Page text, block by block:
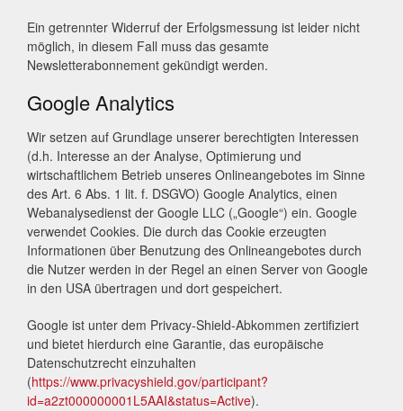
Ein getrennter Widerruf der Erfolgsmessung ist leider nicht
möglich, in diesem Fall muss das gesamte
Newsletterabonnement gekündigt werden.
Google Analytics
Wir setzen auf Grundlage unserer berechtigten Interessen
(d.h. Interesse an der Analyse, Optimierung und
wirtschaftlichem Betrieb unseres Onlineangebotes im Sinne
des Art. 6 Abs. 1 lit. f. DSGVO) Google Analytics, einen
Webanalysedienst der Google LLC („Google“) ein. Google
verwendet Cookies. Die durch das Cookie erzeugten
Informationen über Benutzung des Onlineangebotes durch
die Nutzer werden in der Regel an einen Server von Google
in den USA übertragen und dort gespeichert.
Google ist unter dem Privacy-Shield-Abkommen zertifiziert
und bietet hierdurch eine Garantie, das europäische
Datenschutzrecht einzuhalten
(https://www.privacyshield.gov/participant?
id=a2zt000000001L5AAI&status=Active).